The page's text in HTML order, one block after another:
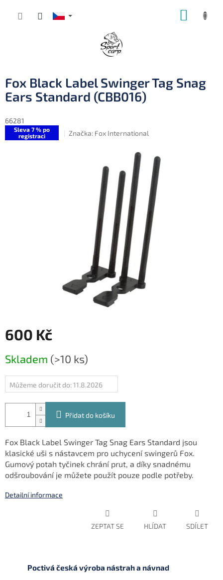
Fox Black Label Swinger Tag Snag
Ears Standard (CBB016)
66281
Sleva 7 % po
registraci
Značka: Fox International
600 Kč
cena:
Skladem (>10 ks)
Můžeme doručit do: 11.8.2026
Přidat do košíku
Fox Black Label Swinger Tag Snag Ears Standard jsou
klasické uši s nástavcem pro uchycení swingerů Fox.
Gumový potah tyčinek chrání prut, a díky snadnému
odšroubování je můžete použít pouze podle potřeby.
Detailní informace
ZEPTAT SE HLÍDAT SDÍLET
Poctivá česká výroba nástrah a návnad